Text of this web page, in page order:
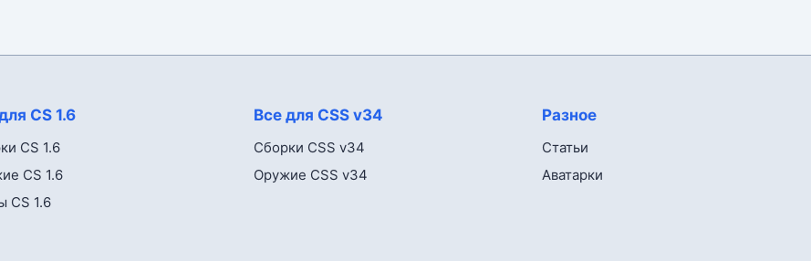
CS 1.6
CS 1.6
CS 1.6
CS 1.6
Все для CSS v34
Сборки CSS v34
Оружие CSS v34
Разное
Статьи
Аватарки